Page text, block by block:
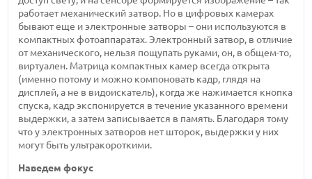
работает механический затвор. Но в цифровых камерах
бывают еще и электронные затворы – они используются в
компактных фотоаппаратах. Электронный затвор, в отличие
от механического, нельзя пощупать руками, он, в общем-то,
виртуален. Матрица компактных камер всегда открыта
(именно потому и можно компоновать кадр, глядя на
дисплей, а не в видоискатель), когда же нажимается кнопка
спуска, кадр экспонируется в течение указанного времени
выдержки, а затем записывается в память. Благодаря тому
что у электронных затворов нет шторок, выдержки у них
могут быть ультракороткими.
Наведем фокус